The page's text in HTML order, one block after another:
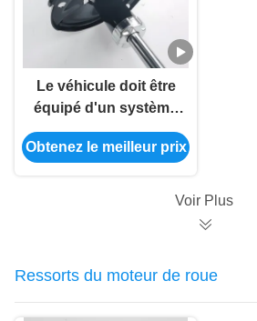
Le véhicule doit être
équipé d'un système
de freinage
automatique, d'un
Obtenez le meilleur prix
Voir Plus
Ressorts du moteur de roue